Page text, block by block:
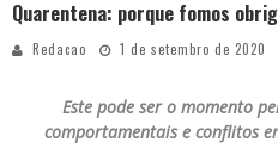
Quarentena: porque fomos
Redacao 1 de setembro de 2020
Este pode ser o momento
comportamentais e conflitos